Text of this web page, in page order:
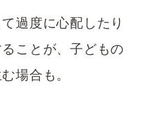
過度に心配したり
ことが、子どもの
場合も。